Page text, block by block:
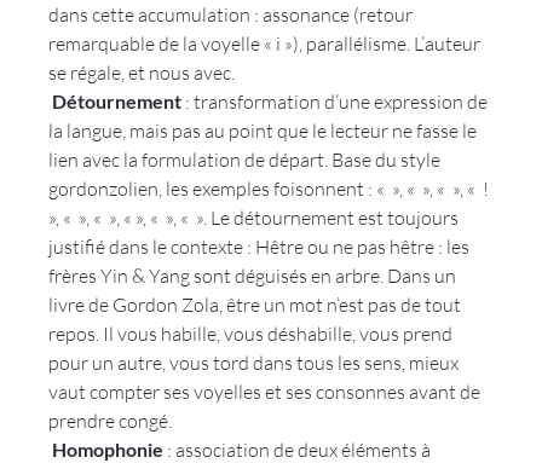
dans cette accumulation : assonance (retour
remarquable de la voyelle « i »), parallélisme. L’auteur
se régale, et nous avec.
Détournement : transformation d’une expression de
la langue, mais pas au point que le lecteur ne fasse le
lien avec la formulation de départ . Base du style
gordonzolien, les exemples foisonnent : « », « », « », « !
», « », « », « », « », « ». Le détournement est toujours
justifié dans le contexte : Hêtre ou ne pas hêtre : les
frères Yin & Yang sont déguisés en arbre. Dans un
livre de Gordon Zola, être un mot n’est pas de tout
repos. Il vous habille, vous déshabille, vous prend
pour un autre, vous tord dans tous les sens, mieux
vaut compter ses voyelles et ses consonnes avant de
prendre congé.
Homophonie : association de deux éléments à